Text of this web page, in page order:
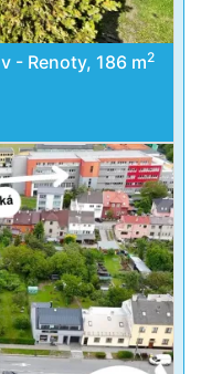
- Renoty, 186 m2